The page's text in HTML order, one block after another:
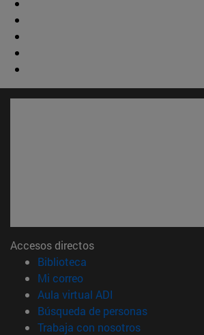
Accesos directos
Biblioteca
Mi correo(abre en nueva ventana)
Aula virtual ADI
Búsqueda de personas(abre en
Trabaja con nosotros(abre en